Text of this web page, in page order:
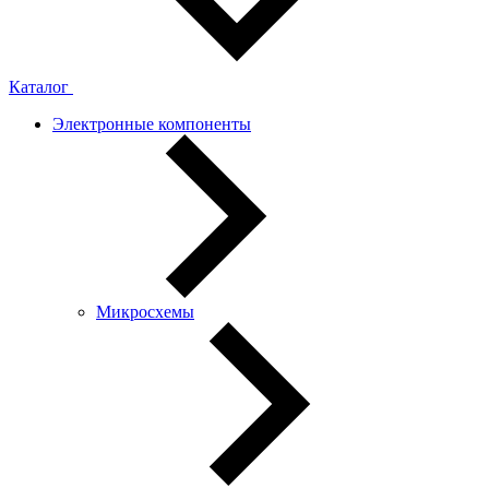
Каталог
Электронные компоненты
Микросхемы